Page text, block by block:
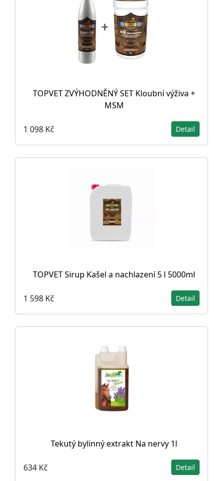
TOPVET ZVÝHODNĚNÝ SET Kloubní výživa +
MSM
1 098 Kč Detail
TOPVET Sirup Kašel a nachlazení 5 l 5000ml
1 598 Kč Detail
Tekutý bylinný extrakt Na nervy 1l
634 Kč Detail